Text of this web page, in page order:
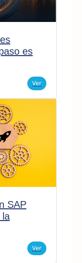
es
Ver
SAP
la
Ver